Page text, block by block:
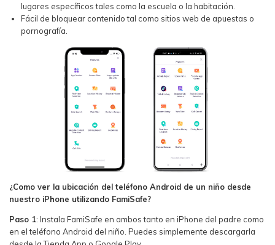
lugares específicos tales como la escuela o la habitación.
Fácil de bloquear contenido tal como sitios web de apuestas o
pornografía.
¿Como ver la ubicación del teléfono Android de un niño desde
nuestro iPhone utilizando FamiSafe?
Paso 1: Instala FamiSafe en ambos tanto en iPhone del padre como
en el teléfono Android del niño. Puedes simplemente descargarla